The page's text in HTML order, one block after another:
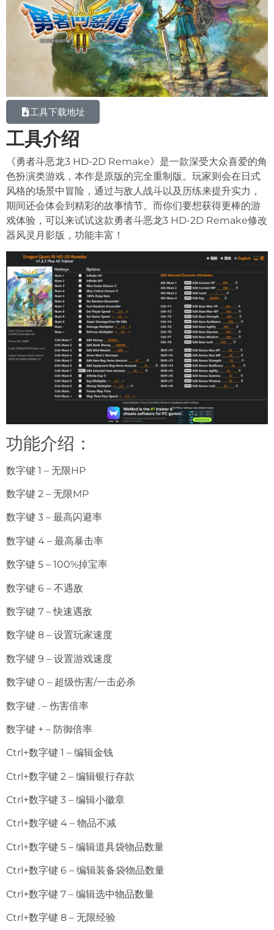
工具下载地址
工具介绍
《勇者斗恶龙3 HD-2D Remake》是一款深受大众喜爱的角
色扮演类游戏，本作是原版的完全重制版。玩家则会在日式
风格的场景中冒险，通过与敌人战斗以及历练来提升实力，
期间还会体会到精彩的故事情节。而你们要想获得更棒的游
戏体验，可以来试试这款勇者斗恶龙3 HD-2D Remake修改
器风灵月影版，功能丰富！
功能介绍：
数字键 1 – 无限HP
数字键 2 – 无限MP
数字键 3 – 最高闪避率
数字键 4 – 最高暴击率
数字键 5 – 100%掉宝率
数字键 6 – 不遇敌
数字键 7 – 快速遇敌
数字键 8 – 设置玩家速度
数字键 9 – 设置游戏速度
数字键 0 – 超级伤害/一击必杀
数字键 . – 伤害倍率
数字键 + – 防御倍率
Ctrl+数字键 1 – 编辑金钱
Ctrl+数字键 2 – 编辑银行存款
Ctrl+数字键 3 – 编辑小徽章
Ctrl+数字键 4 – 物品不减
Ctrl+数字键 5 – 编辑道具袋物品数量
Ctrl+数字键 6 – 编辑装备袋物品数量
Ctrl+数字键 7 – 编辑选中物品数量
Ctrl+数字键 8 – 无限经验